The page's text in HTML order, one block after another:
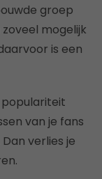
groep
mogelijk
is een
van je fans
verlies je